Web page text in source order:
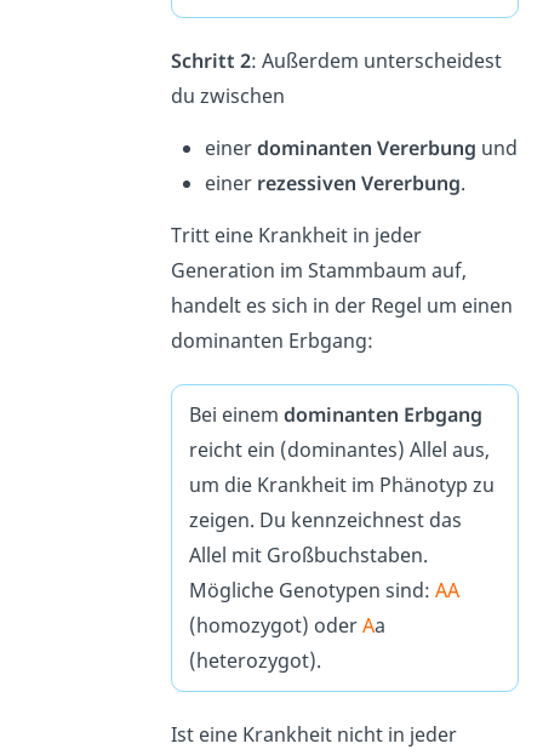
Schritt 2: Außerdem unterscheidest
du zwischen
einerdominanten Vererbung und
einer rezessiven Vererbung.
Tritt eine Krankheit in jeder
Generation im Stammbaum auf,
handelt es sich in der Regel um einen
dominanten Erbgang:
Bei einemdominanten Erbgang
reicht ein (dominantes) Allel aus,
um die Krankheit im Phänotyp zu
zeigen. Du kennzeichnest das
Allel mit Großbuchstaben.
Mögliche Genotypen sind:AA
(homozygot) oderAa
(heterozygot).
Ist eine Krankheit nicht in jeder